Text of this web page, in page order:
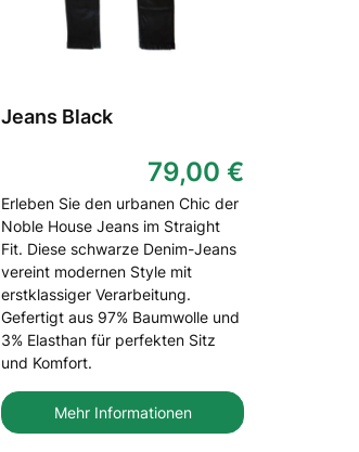
Jeans Black
79,00 €
Erleben Sie den urbanen Chic der
Noble House Jeans im Straight
Fit. Diese schwarze Denim-Jeans
vereint modernen Style mit
erstklassiger Verarbeitung.
Gefertigt aus 97% Baumwolle und
3% Elasthan für perfekten Sitz
und Komfort.
Mehr Informationen